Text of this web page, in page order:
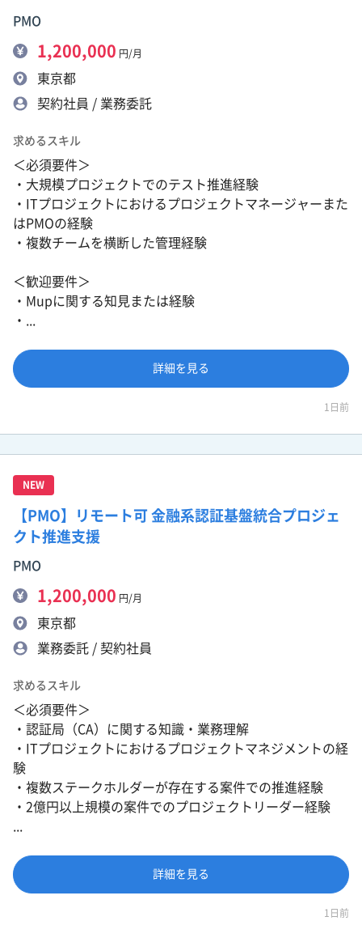
PMO
1,200,000 円/月
東京都
契約社員 / 業務委託
求めるスキル
＜必須要件＞
・大規模プロジェクトでのテスト推進経験
・ITプロジェクトにおけるプロジェクトマネージャーまた
はPMOの経験
・複数チームを横断した管理経験
＜歓迎要件＞
・Mupに関する知見または経験
・...
詳細を見る
1日前
NEW
【PMO】リモート可 金融系認証基盤統合プロジェ
クト推進支援
PMO
1,200,000 円/月
東京都
業務委託 / 契約社員
求めるスキル
＜必須要件＞
・認証局（CA）に関する知識・業務理解
・ITプロジェクトにおけるプロジェクトマネジメントの経
験
・複数ステークホルダーが存在する案件での推進経験
・2億円以上規模の案件でのプロジェクトリーダー経験
詳細を見る
1日前